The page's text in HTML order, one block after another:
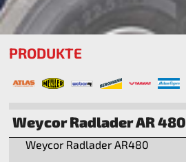
PRODUKTE
Weycor Radlader AR 480
Weycor Radlader AR480